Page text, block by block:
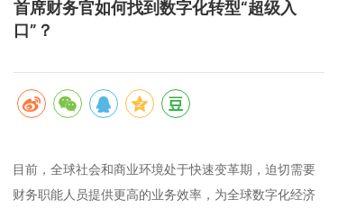
首席财务官如何找到数字化转型“超级入
口”？
目前，全球社会和商业环境处于快速变革期，迫切需要
财务职能人员提供更高的业务效率，为全球数字化经济